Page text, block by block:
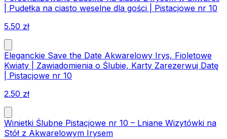
| Pudełka na ciasto weselne dla gości | Pistacjowe nr 10
5.50 zł
Eleganckie Save the Date Akwarelowy Irys, Fioletowe
Kwiaty | Zawiadomienia o Ślubie, Karty Zarezerwuj Datę
| Pistacjowe nr 10
2.50 zł
Winietki Ślubne Pistacjowe nr 10 – Lniane Wizytówki na
Stół z Akwarelowym Irysem